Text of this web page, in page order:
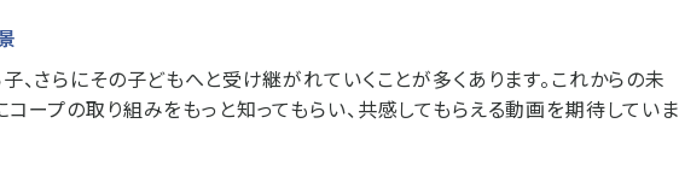
、さらにその子どもへと受け継がれていくことが多くあります。これからの未
ープの取り組みをもっと知ってもらい、共感してもらえる動画を期待していま